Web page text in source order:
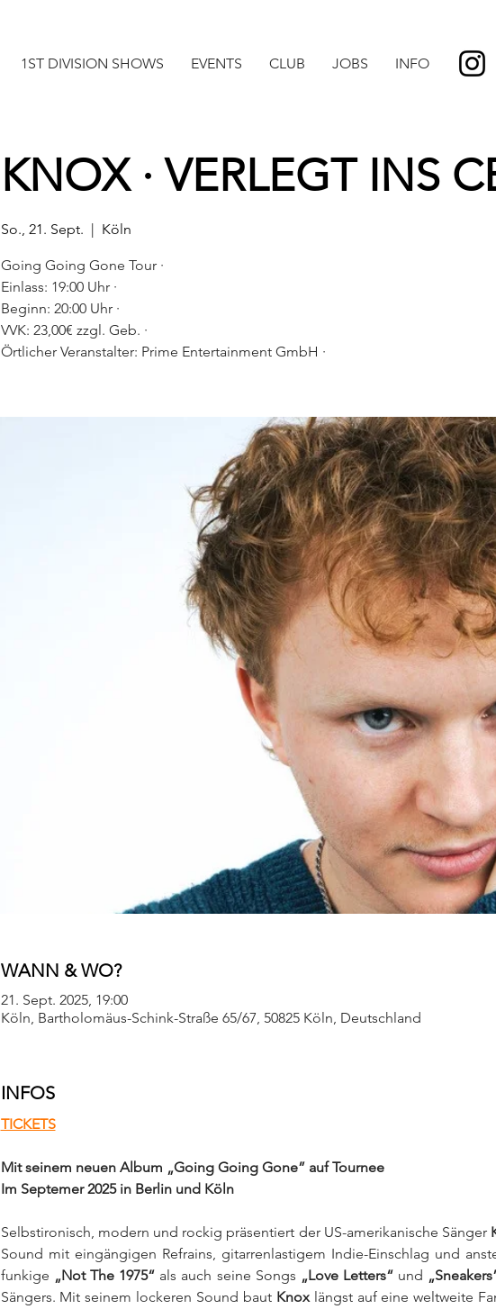
1ST DIVISION SHOWS EVENTS CLUB JOBS INFO
KNOX · VERLEGT INS
So., 21. Sept.
  |
Köln
Going Going Gone Tour ·
Einlass: 19:00 Uhr ·
Beginn: 20:00 Uhr ·
VVK: 23,00€ zzgl. Geb. ·
Örtlicher Veranstalter: Prime Entertainment GmbH ·
WANN & WO?
21. Sept. 2025, 19:00
Köln, Bartholomäus-Schink-Straße 65/67, 50825 Köln, Deutschland
INFOS
TICKETS
Mit seinem neuen Album „Going Going Gone” auf Tournee
Im Septemer 2025 in Berlin und Köln
Selbstironisch, modern und rockig präsentiert der US-amerikanische Sänger
Sound mit eingängigen Refrains, gitarrenlastigem Indie-Einschlag und
funkige „Not The 1975“ als auch seine Songs „Love Letters“ und
Sängers. Mit seinem lockeren Sound baut Knox längst auf eine weltweite